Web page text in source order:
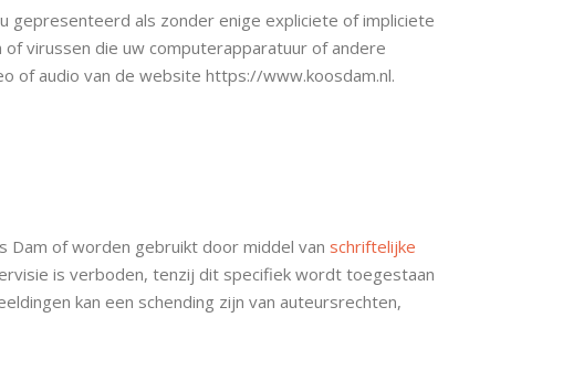
gepresenteerd als zonder enige expliciete of impliciete
virussen die uw computerapparatuur of andere
of audio van de website https://www.koosdam.nl.
Dam of worden gebruikt door middel van schriftelijke
is verboden, tenzij dit specifiek wordt toegestaan
kan een schending zijn van auteursrechten,